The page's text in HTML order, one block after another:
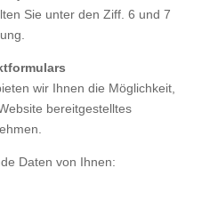
Sie unter den Ziff. 6 und 7
wir Ihnen die Möglichkeit,
bereitgestelltes
Daten von Ihnen: